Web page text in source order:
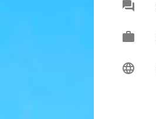
chat
work
language